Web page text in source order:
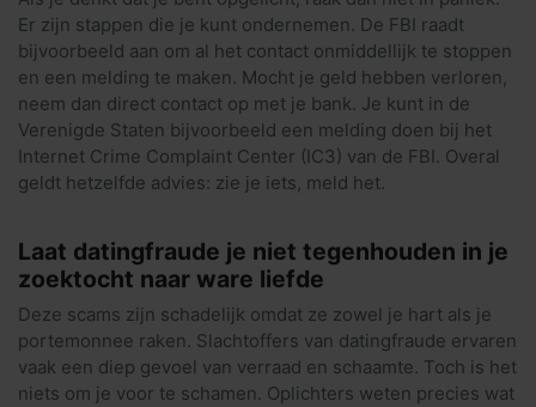
Er zijn stappen die je kunt ondernemen. De FBI raadt
bijvoorbeeld aan om al het contact onmiddellijk te stoppen
en een melding te maken. Mocht je geld hebben verloren,
neem dan direct contact op met je bank. Je kunt in de
Verenigde Staten bijvoorbeeld een melding doen bij het
Internet Crime Complaint Center (IC3) van de FBI. Overal
geldt hetzelfde advies: zie je iets, meld het.
Laat datingfraude je niet tegenhouden in je
zoektocht naar ware liefde
Deze scams zijn schadelijk omdat ze zowel je hart als je
portemonnee raken. Slachtoffers van datingfraude ervaren
vaak een diep gevoel van verraad en schaamte. Toch is het
niets om je voor te schamen. Oplichters weten precies wat